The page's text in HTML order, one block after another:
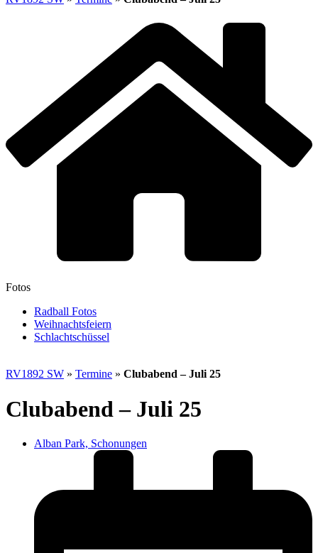
Fotos
Radball Fotos
Weihnachtsfeiern
Schlachtschüssel
RV1892 SW » Termine » Clubabend – Juli 25
Clubabend – Juli 25
Alban Park, Schonungen